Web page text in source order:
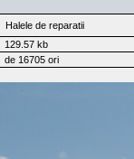
Halele de reparatii
129.57 kb
de 16705 ori